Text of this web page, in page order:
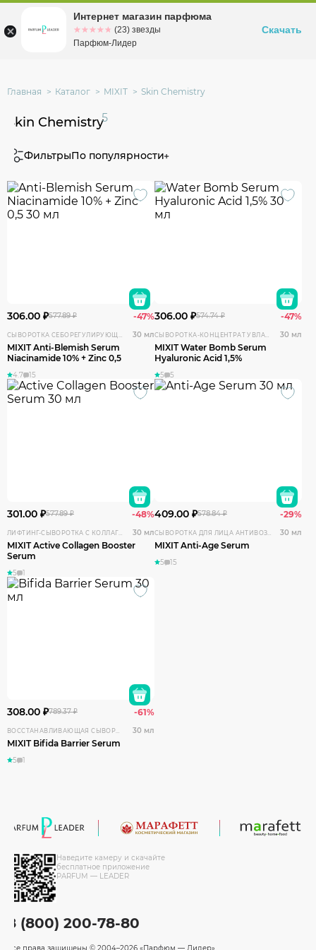
Омскул. Заозерная, 11, к. 1
Главная Каталог MIXIT Skin Chemistry
Skin Chemistry5
ФильтрыПо популярности
306.00 ₽577.89 ₽ -47%
СЫВОРОТКА СЕБОРЕГУЛИРУЮЩАЯ С НИАЦИНАМИДОМ 30 мл
MIXIT Anti-Blemish Serum
Niacinamide 10% + Zinc 0,5
4.7 15
306.00 ₽574.74 ₽ -47%
СЫВОРОТКА-КОНЦЕНТРАТ УВЛАЖНЯЮЩАЯ С ГИАЛУРОНОВОЙ КИСЛОТОЙ 30 мл
MIXIT Water Bomb Serum
Hyaluronic Acid 1,5%
5 5
301.00 ₽577.89 ₽ -48%
ЛИФТИНГ-СЫВОРОТКА С КОЛЛАГЕНОМ 30 мл
MIXIT Active Collagen Booster
Serum
5 1
409.00 ₽578.84 ₽ -29%
СЫВОРОТКА ДЛЯ ЛИЦА АНТИВОЗРАСТНАЯ С ПЕПТИДАМИ МЕДИ И ГИАЛУРОНОВОЙ КИСЛОТОЙ 30 мл
MIXIT Anti-Age Serum
5 15
308.00 ₽789.37 ₽ -61%
ВОССТАНАВЛИВАЮЩАЯ СЫВОРОТКА ДЛЯ ЛИЦА С БИФИДОБАКТЕРИЯМИ 30 мл
MIXIT Bifida Barrier Serum
5 1
Наведите камеру и скачайте
бесплатное приложение
PARFUM — LEADER
8 (800) 200-78-80
Интернет магазин парфюма
☆☆☆☆☆
★★★★★ (23) звезды
Парфюм-Лидер
Скачать